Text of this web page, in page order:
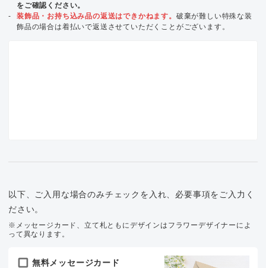
をご確認ください。
装飾品・お持ち込み品の返送はできかねます。 破棄が難しい特殊な装
飾品の場合は着払いで返送させていただくことがございます。
以下、ご入用な場合のみチェックを入れ、必要事項をご入力く
ださい。
※メッセージカード、立て札ともにデザインはフラワーデザイナーによ
って異なります。
無料メッセージカード